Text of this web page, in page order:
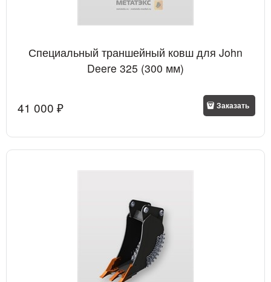
Специальный траншейный ковш для John
Deere 325 (300 мм)
41 000 ₽ Заказать